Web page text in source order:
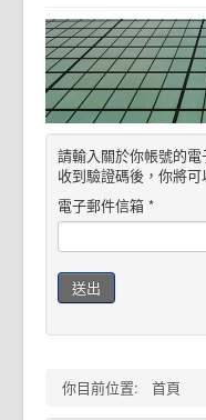
覽
Home
About Us
News
Contact Us
請輸入關於你帳號的
收到驗證碼後，你將
電子郵件信箱 *
送出
你目前位置: 首頁